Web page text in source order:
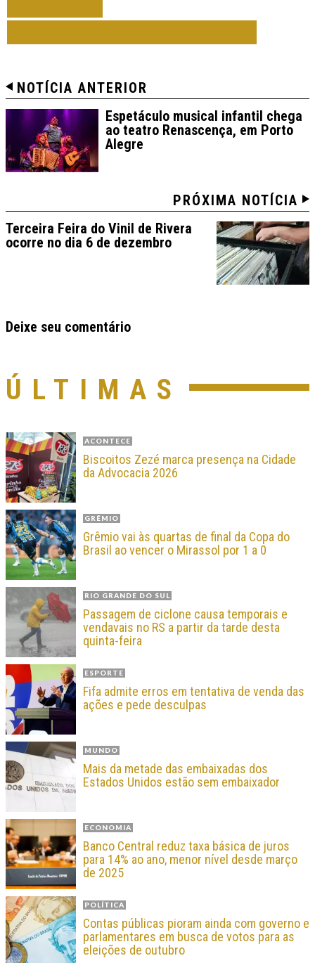
NOTÍCIA ANTERIOR
Espetáculo musical infantil chega
ao teatro Renascença, em Porto
Alegre
PRÓXIMA NOTÍCIA
Terceira Feira do Vinil de Rivera
ocorre no dia 6 de dezembro
Deixe seu comentário
ÚLTIMAS
ACONTECE
Biscoitos Zezé marca presença na Cidade
da Advocacia 2026
GRÊMIO
Grêmio vai às quartas de final da Copa do
Brasil ao vencer o Mirassol por 1 a 0
RIO GRANDE DO SUL
Passagem de ciclone causa temporais e
vendavais no RS a partir da tarde desta
quinta-feira
ESPORTE
Fifa admite erros em tentativa de venda das
ações e pede desculpas
MUNDO
Mais da metade das embaixadas dos
Estados Unidos estão sem embaixador
ECONOMIA
Banco Central reduz taxa básica de juros
para 14% ao ano, menor nível desde março
de 2025
POLÍTICA
Contas públicas pioram ainda com governo e
parlamentares em busca de votos para as
eleições de outubro